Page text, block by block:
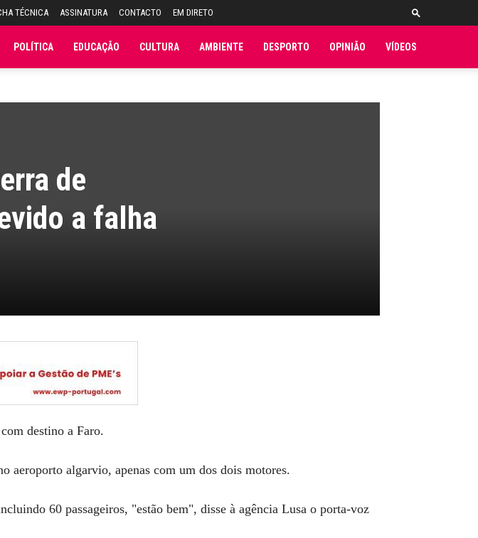
TÉCNICA ASSINATURA CONTACTO EM DIRETO
POLÍTICA EDUCAÇÃO CULTURA AMBIENTE DESPORTO OPINIÃO VÍDEOS
de
a falha
destino a Faro.
aeroporto algarvio, apenas com um dos dois motores.
60 passageiros, "estão bem", disse à agência Lusa o porta-voz